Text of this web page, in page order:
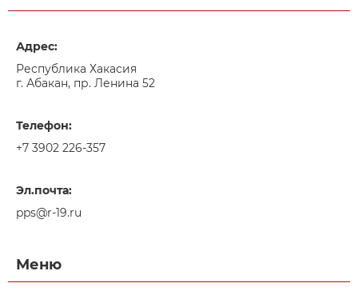
Адрес:
Республика Хакасия
г. Абакан, пр. Ленина 52
Телефон:
+7 3902 226-357
Эл.почта:
pps@r-19.ru
Меню